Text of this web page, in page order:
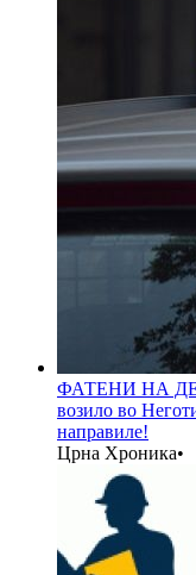
ФАТЕНИ НА
возило во
направиле!
Црна Хроника•